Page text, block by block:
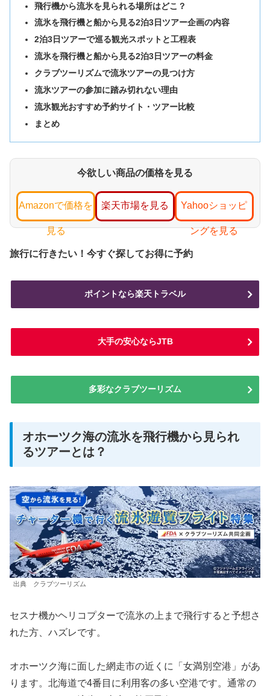
飛行機から流氷を見られる場所はどこ？
流氷を飛行機と船から見る2泊3日ツアー企画の内容
2泊3日ツアーで巡る観光スポットと工程表
流氷を飛行機と船から見る2泊3日ツアーの料金
クラブツーリズムで流氷ツアーの見つけ方
流氷ツアーの参加に踏み切れない理由
流氷観光おすすめ予約サイト・ツアー比較
まとめ
今欲しい商品の価格を見る
Amazonで価格を
見る
楽天市場を見る Yahooショッピ
ングを見る
旅行に行きたい！今すぐ探してお得に予約
ポイントなら楽天トラベル
大手の安心ならJTB
多彩なクラブツーリズム
オホーツク海の流氷を飛行機から見られ
るツアーとは？
出典 クラブツーリズム
セスナ機かヘリコプターで流氷の上まで飛行すると予想さ
れた方、ハズレです。
オホーツク海に面した網走市の近くに「女満別空港」があ
ります。北海道で4番目に利用客の多い空港です。通常の